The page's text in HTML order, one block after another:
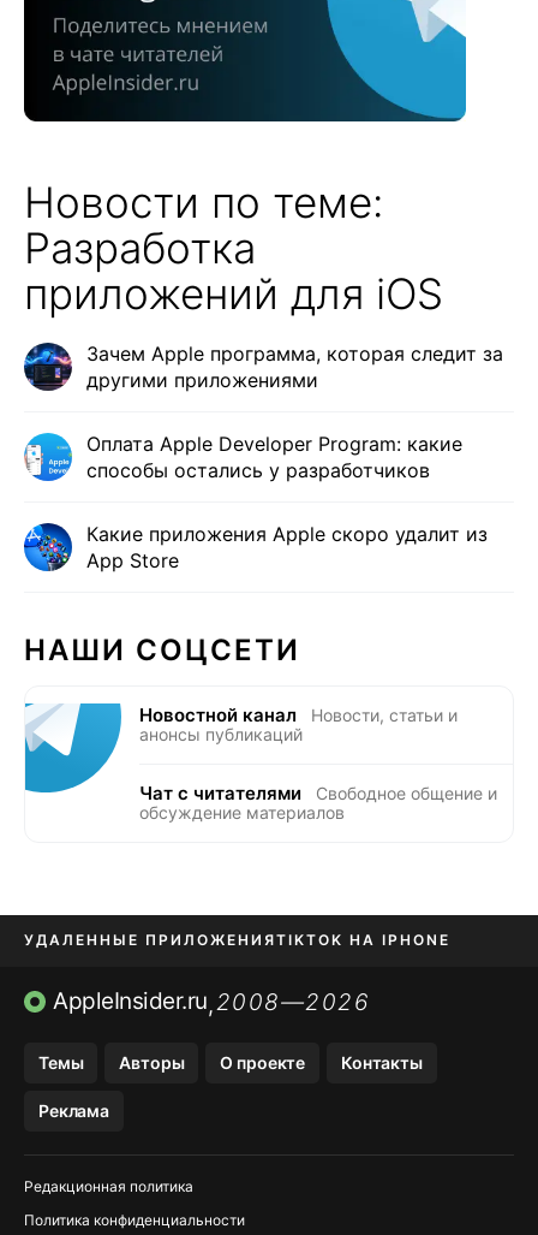
Новости по теме:
Разработка
приложений для iOS
Зачем Apple программа, которая следит за
другими приложениями
Оплата Apple Developer Program: какие
способы остались у разработчиков
Какие приложения Apple скоро удалит из
App Store
НАШИ СОЦСЕТИ
Новостной канал
Новости, статьи и
анонсы публикаций
Чат с читателями
Свободное общение и
обсуждение материалов
УДАЛЕННЫЕ ПРИЛОЖЕНИЯTIKTOK НА IPHONE
ПРИЛОЖЕНИЯ БЕЗ APP STORE
AppleInsider.ru,2008—2026
Темы Авторы О проекте Контакты
Реклама
Редакционная политика
Политика конфиденциальности